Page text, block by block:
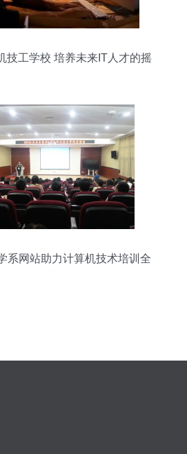
技工学校 培养未来IT人才的摇
系网站助力计算机技术培训全